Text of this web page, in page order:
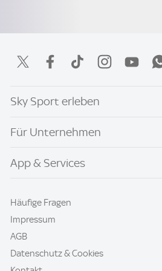
Sky Sport erleben
Für Unternehmen
App & Services
Häufige Fragen
Impressum
AGB
Datenschutz & Cookies